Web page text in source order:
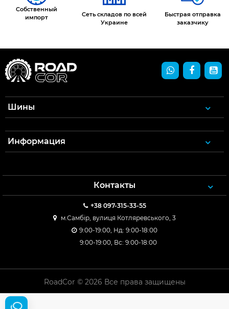
Собственный
импорт
Сеть складов по всей
Украине
Быстрая отправка
заказчику
Шины
Информация
Контакты
+38 097-315-33-55
м.Самбір, вулиця Котляревського, 3
9:00-19:00, Нд: 9:00-18:00
9:00-19:00, Вс: 9:00-18:00
RoadCor © 2026 Все права защищены